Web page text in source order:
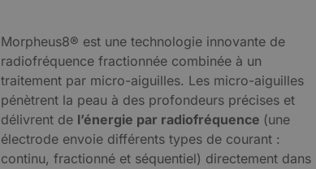
Morpheus8® est une technologie innovante de
radiofréquence fractionnée combinée à un
traitement par micro-aiguilles. Les micro-aiguilles
pénètrent la peau à des profondeurs précises et
délivrent de l’énergie par radiofréquence (une
électrode envoie différents types de courant :
continu, fractionné et séquentiel) directement dans